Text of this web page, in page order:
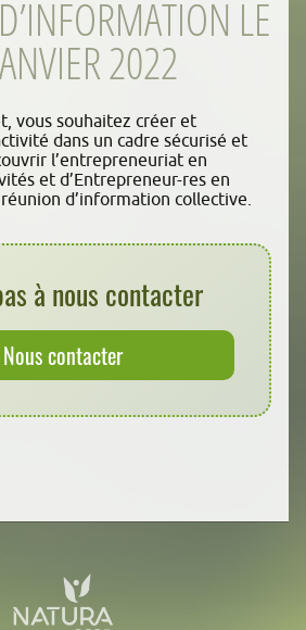
LE
2022
vous souhaitez créer et
dans un cadre sécurisé et
l’entrepreneuriat en
et d’Entrepreneur-res en
d’information collective.
à nous contacter
Nous contacter